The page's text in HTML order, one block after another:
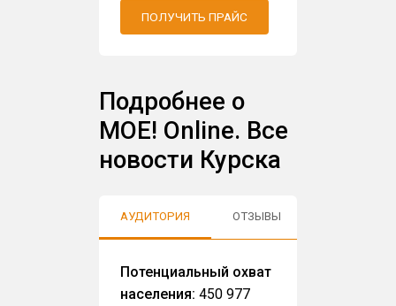
ПОЛУЧИТЬ ПРАЙС
Подробнее о
МОЕ! Online. Все
новости Курска
АУДИТОРИЯ ОТЗЫВЫ
Потенциальный охват
населения: 450 977